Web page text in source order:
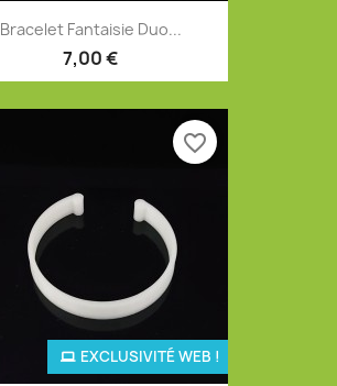
Bracelet Fantaisie Duo...
7,00 €
EXCLUSIVITÉ WEB !
favorite_border